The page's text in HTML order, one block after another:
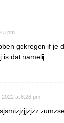
pm
gekregen if je
is dat namelij
2022 at 6:26 pm